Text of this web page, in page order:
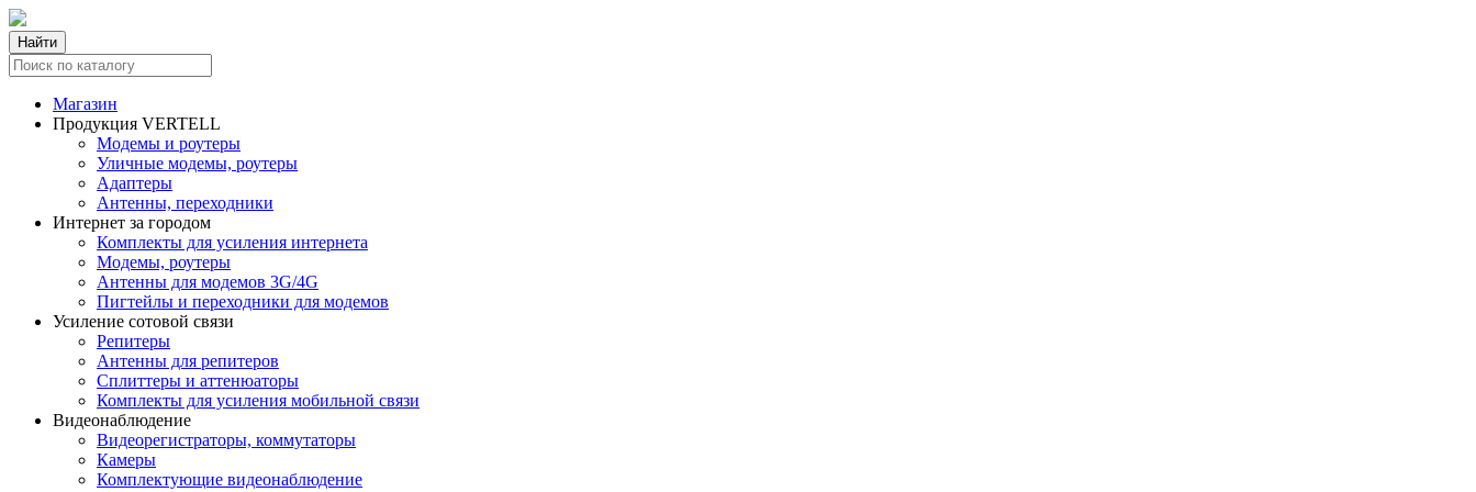
Найти
Магазин
Продукция VERTELL
Модемы и роутеры
Уличные модемы, роутеры
Адаптеры
Антенны, переходники
Интернет за городом
Комплекты для усиления интернета
Модемы, роутеры
Антенны для модемов 3G/4G
Пигтейлы и переходники для модемов
Усиление сотовой связи
Репитеры
Антенны для репитеров
Сплиттеры и аттенюаторы
Комплекты для усиления мобильной связи
Видеонаблюдение
Видеорегистраторы, коммутаторы
Камеры
Комплектующие видеонаблюдение